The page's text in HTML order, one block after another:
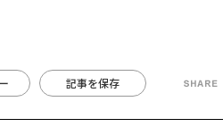
記事を保存